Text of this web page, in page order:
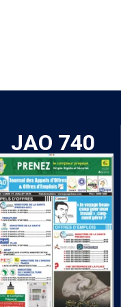
JAO 740